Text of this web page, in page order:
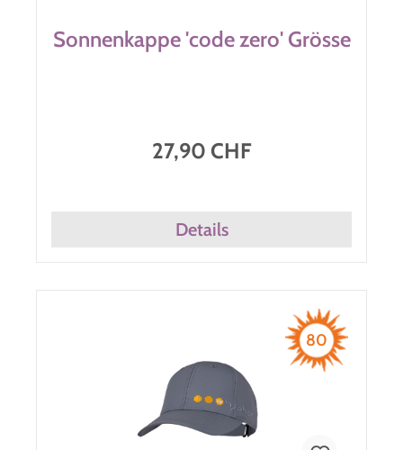
Sonnenkappe 'code zero' Grösse
27,90 CHF
Details
80